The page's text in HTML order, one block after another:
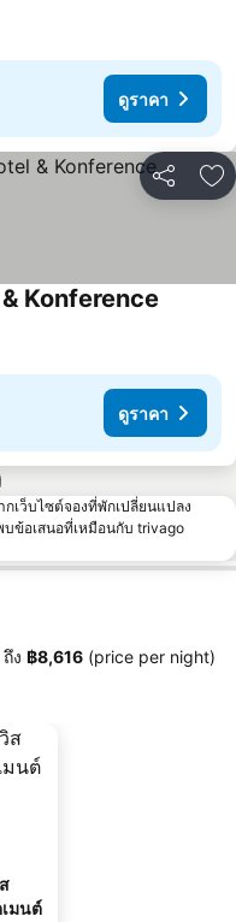
ดูราคา
แชร์ เ
Konference
ดูราคา
เว็บไซต์จองที่พักเปลี่ยนแปลง
ข้อเสนอที่เหมือนกับ trivago
ถึง ‎฿8,616 (price per night)
มนต์